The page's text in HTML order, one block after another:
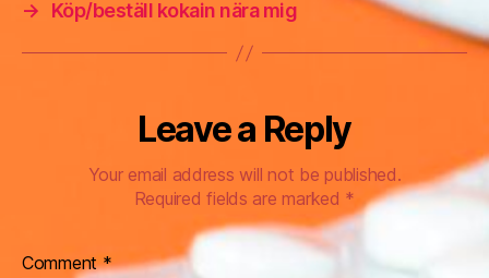
→
Köp/beställ kokain nära mig
Leave a Reply
Your email address will not be published.
Required fields are marked *
Comment*